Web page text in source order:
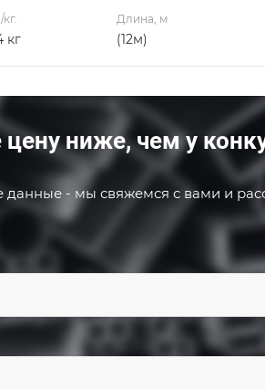
кг
Длина, м
(12м)
цену ниже, чем у
данные - мы свяжемся с вами и